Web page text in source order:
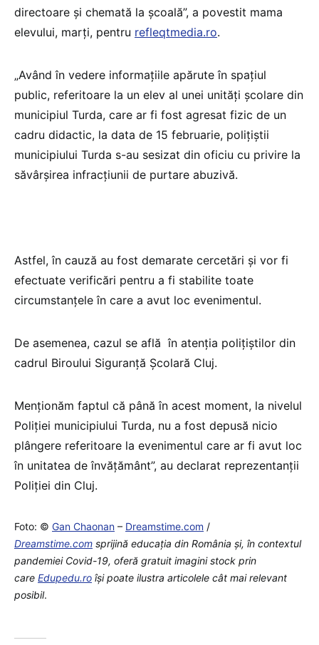
directoare și chemată la școală”, a povestit mama
elevului, marți, pentru refleqtmedia.ro.
„Având în vedere informațiile apărute în spațiul
public, referitoare la un elev al unei unități școlare din
municipiul Turda, care ar fi fost agresat fizic de un
cadru didactic, la data de 15 februarie, polițiștii
municipiului Turda s-au sesizat din oficiu cu privire la
săvârșirea infracțiunii de purtare abuzivă.
Astfel, în cauză au fost demarate cercetări și vor fi
efectuate verificări pentru a fi stabilite toate
circumstanțele în care a avut loc evenimentul.
De asemenea, cazul se află în atenția polițiștilor din
cadrul Biroului Siguranță Școlară Cluj.
Menționăm faptul că până în acest moment, la nivelul
Poliției municipiului Turda, nu a fost depusă nicio
plângere referitoare la evenimentul care ar fi avut loc
în unitatea de învățământ”, au declarat reprezentanții
Poliției din Cluj.
Foto: © Gan Chaonan – Dreamstime.com /
Dreamstime.com sprijină educaţia din România şi, în contextul
pandemiei Covid-19, oferă gratuit imagini stock prin
care Edupedu.ro îşi poate ilustra articolele cât mai relevant
posibil.